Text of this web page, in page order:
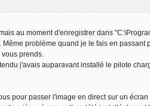
au moment d'enregistrer dans
Même problème quand je le fais en
prends.
j'avais auparavant installé le pilote
pour passer l'image en direct sur un